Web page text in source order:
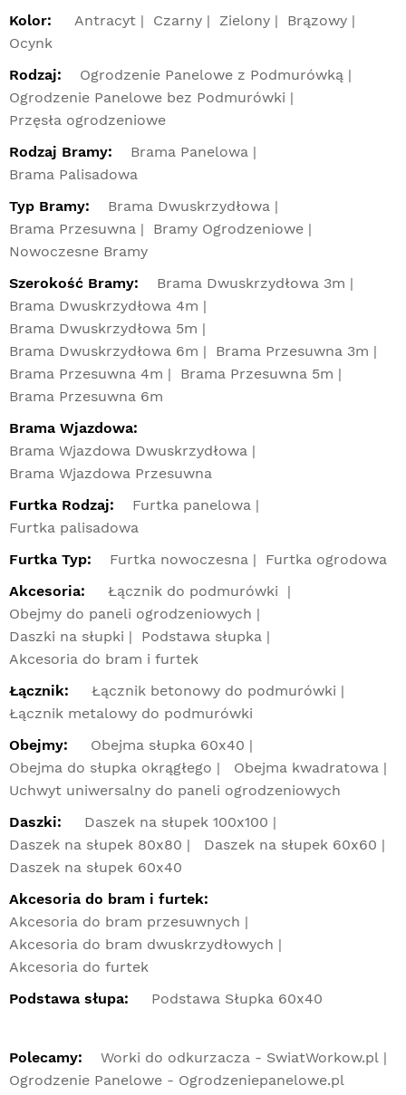
Kolor:
Antracyt Czarny Zielony
Brązowy
Ocynk
Rodzaj:
Ogrodzenie Panelowe z Podmurówką
Ogrodzenie Panelowe bez Podmurówki
Przęsła ogrodzeniowe
Rodzaj Bramy:
Brama Panelowa
Brama Palisadowa
Typ Bramy:
Brama Dwuskrzydłowa
Brama Przesuwna
Bramy Ogrodzeniowe
Nowoczesne Bramy
Szerokość Bramy:
Brama Dwuskrzydłowa 3m
Brama Dwuskrzydłowa 4m
Brama Dwuskrzydłowa 5m
Brama Dwuskrzydłowa 6m
Brama Przesuwna 3m
Brama Przesuwna 4m
Brama Przesuwna 5m
Brama Przesuwna 6m
Brama Wjazdowa:
Brama Wjazdowa Dwuskrzydłowa
Brama Wjazdowa Przesuwna
Furtka Rodzaj:
Furtka panelowa
Furtka palisadowa
Furtka Typ:
Furtka nowoczesna
Furtka ogrodowa
Akcesoria:
Łącznik do podmurówki
Obejmy do paneli ogrodzeniowych
Daszki na słupki
Podstawa słupka
Akcesoria do bram i furtek
Łącznik:
Łącznik betonowy do podmurówki
Łącznik metalowy do podmurówki
Obejmy:
Obejma słupka 60x40
Obejma do słupka okrągłego
Obejma kwadratowa
Uchwyt uniwersalny do paneli ogrodzeniowych
Daszki:
Daszek na słupek 100x100
Daszek na słupek 80x80
Daszek na słupek 60x60
Daszek na słupek 60x40
Akcesoria do bram i furtek:
Akcesoria do bram przesuwnych
Akcesoria do bram dwuskrzydłowych
Akcesoria do furtek
Podstawa słupa:
Podstawa Słupka 60x40
Polecamy:
Worki do odkurzacza - SwiatWorkow.pl
Ogrodzenie Panelowe - Ogrodzeniepanelowe.pl